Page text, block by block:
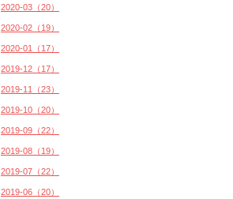
2020-03（20）
2020-02（19）
2020-01（17）
2019-12（17）
2019-11（23）
2019-10（20）
2019-09（22）
2019-08（19）
2019-07（22）
2019-06（20）